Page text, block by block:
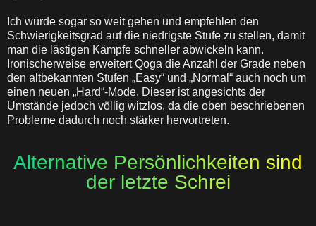
Ich würde sogar so weit gehen und empfehlen den
Schwierigkeitsgrad auf die niedrigste Stufe zu stellen, damit
man die lästigen Kämpfe schneller abwickeln kann.
Ironischerweise erweitert Qoga die Anzahl der Grade neben
den altbekannten Stufen „Easy“ und „Normal“ auch noch um
einen neuen „Hard“-Mode. Dieser ist angesichts der
Umstände jedoch völlig witzlos, da die oben beschriebenen
Probleme dadurch noch stärker hervortreten.
Alternative Persönlichkeiten sind
der letzte Schrei